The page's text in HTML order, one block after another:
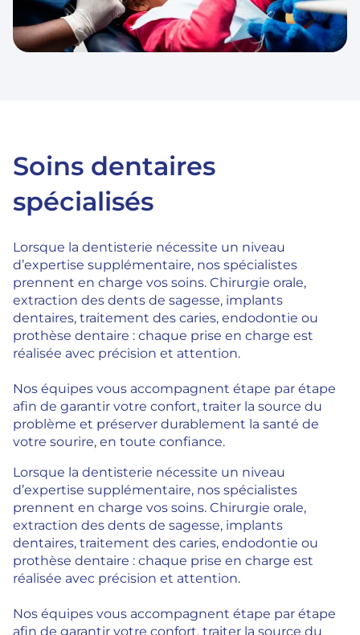
Soins dentaires
spécialisés
Lorsque la dentisterie nécessite un niveau
d’expertise supplémentaire, nos spécialistes
prennent en charge vos soins. Chirurgie orale,
extraction des dents de sagesse, implants
dentaires, traitement des caries, endodontie ou
prothèse dentaire : chaque prise en charge est
réalisée avec précision et attention.
Nos équipes vous accompagnent étape par étape
afin de garantir votre confort, traiter la source du
problème et préserver durablement la santé de
votre sourire, en toute confiance.
Lorsque la dentisterie nécessite un niveau
d’expertise supplémentaire, nos spécialistes
prennent en charge vos soins. Chirurgie orale,
extraction des dents de sagesse, implants
dentaires, traitement des caries, endodontie ou
prothèse dentaire : chaque prise en charge est
réalisée avec précision et attention.
Nos équipes vous accompagnent étape par étape
afin de garantir votre confort, traiter la source du